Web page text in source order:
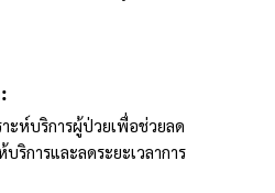
ะห์บริการผู้ป่วยเพื่อช่วยลด
ริการและลดระยะเวลาการ